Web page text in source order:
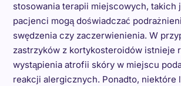
stosowania terapii miejscowych, takich
pacjenci mogą doświadczać
swędzenia czy zaczerwienienia. W
zastrzyków z kortykosteroidów istnieje
wystąpienia atrofii skóry w miejscu
reakcji alergicznych. Ponadto, niektóre